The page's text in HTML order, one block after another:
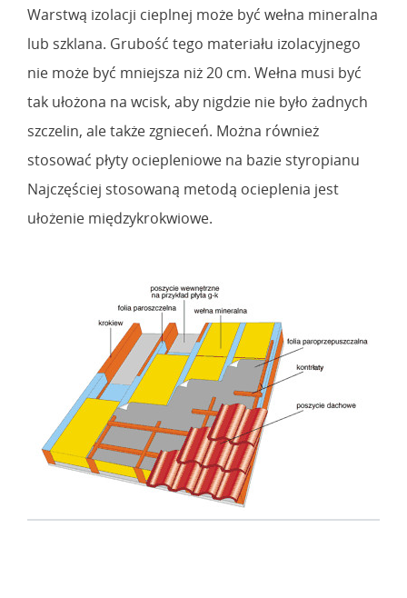
Warstwą izolacji cieplnej może być wełna mineralna
lub szklana. Grubość tego materiału izolacyjnego
nie może być mniejsza niż 20 cm. Wełna musi być
tak ułożona na wcisk, aby nigdzie nie było żadnych
szczelin, ale także zgnieceń. Można również
stosować płyty ociepleniowe na bazie styropianu
Najczęściej stosowaną metodą ocieplenia jest
ułożenie międzykrokwiowe.